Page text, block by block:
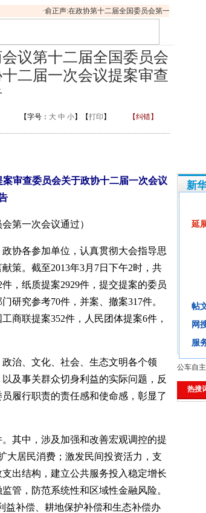
延
帖
网
服
俞正声:在政协第十二届全国委员会第一次会议闭幕会
议第十二届全国委员会
二届一次会议提案审查
【字号： 大 中 小】【打印 】 【纠错】
审查委员会关于政协十二届一次会议
第一次会议通过）
协各参加单位，认真贯彻大会指导思
策。截至2013年3月7日下午2时，共
，纸质提案2929件，提交提案的委员
研究参考70件，并案、撤案317件。
商联提案352件，人民团体提案6件，
治、文化、社会、生态文明各个领
及事关群众切身利益的实际问题，反
履行职责的责任感和使命感，彰显了
其中，涉及加强和改善宏观调控的提
大居民消费；激发民间投资活力，支
出结构，建立公共服务投入稳定增长
管，防范系统性和区域性金融风险。
益补偿、耕地保护补偿和生态补偿办
新
“
媒
公车自